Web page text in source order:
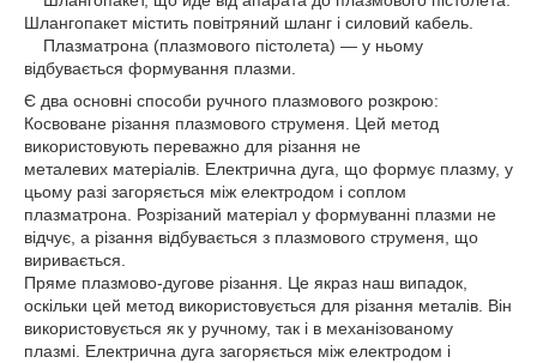
Шлангопакет містить повітряний шланг і силовий кабель.
Плазматрона (плазмового пістолета) — у ньому
відбувається формування плазми.
Є два основні способи ручного плазмового розкрою:
Косвоване різання плазмового струменя. Цей метод
використовують переважно для різання не
металевих матеріалів. Електрична дуга, що формує плазму, у
цьому разі загоряється між електродом і соплом
плазматрона. Розрізаний матеріал у формуванні плазми не
відчує, а різання відбувається з плазмового струменя, що
виривається.
Пряме плазмово-дугове різання. Це якраз наш випадок,
оскільки цей метод використовується для різання металів. Він
використовується як у ручному, так і в механізованому
плазмі. Електрична дуга загоряється між електродом і